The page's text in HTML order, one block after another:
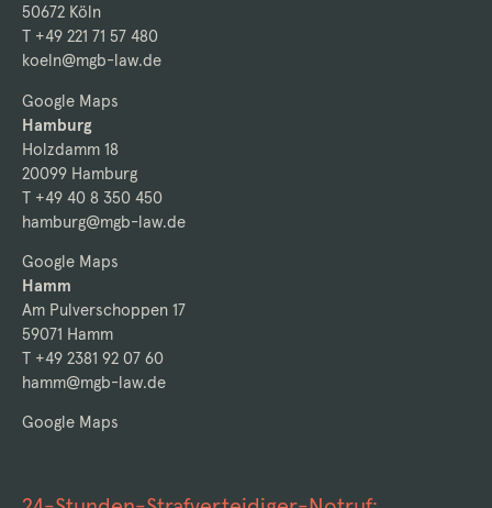
50672 Köln
T +49 221 71 57 480
koeln@mgb-law.de
Google Maps
Hamburg
Holzdamm 18
20099 Hamburg
T +49 40 8 350 450
hamburg@mgb-law.de
Google Maps
Hamm
Am Pulverschoppen 17
59071 Hamm
T +49 2381 92 07 60
hamm@mgb-law.de
Google Maps